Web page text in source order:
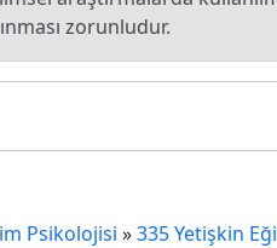
zorunludur.
Psikolojisi »335 Yetişkin